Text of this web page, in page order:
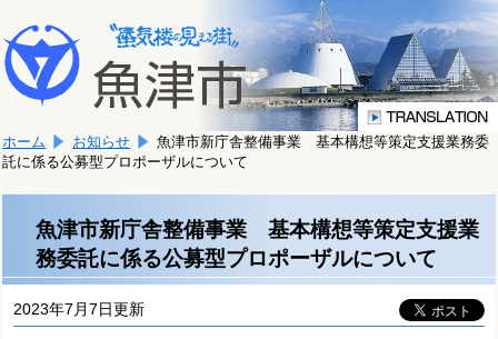
文
へ
移
ま
す。
こ
か
文
で
す。
ホーム お知らせ
魚津市新庁舎整備事業 基本構想等策定支援業務委
託に係る公募型プロポーザルについて
魚津市新庁舎整備事業 基本構想等策定支援業
務委託に係る公募型プロポーザルについて
2023年7月7日更新